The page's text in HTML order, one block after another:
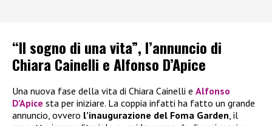
“Il sogno di una vita”, l’annuncio di
Chiara Cainelli e Alfonso D’Apice
Una nuova fase della vita di Chiara Cainelli e Alfonso
D’Apice sta per iniziare. La coppia infatti ha fatto un grande
annuncio, ovvero l’inaugurazione del Foma Garden , il